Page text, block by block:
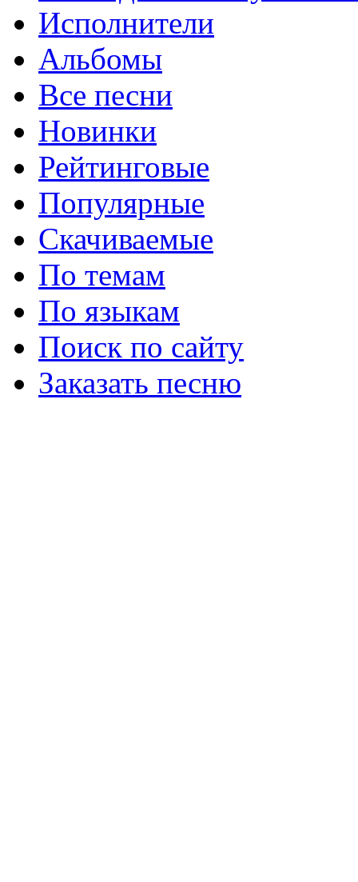
Исполнители
Альбомы
Все песни
Новинки
Рейтинговые
Популярные
Скачиваемые
По темам
По языкам
Поиск по сайту
Заказать песню